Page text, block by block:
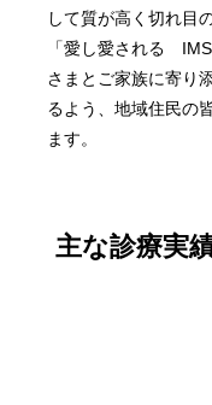
して質が高く切れ目
「愛し愛される
さまとご家族に寄り
るよう、地域住民の
ます。
主な診療実